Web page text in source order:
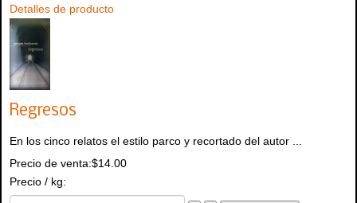
Detalles de producto
Regresos
En los cinco relatos el estilo parco y recortado del autor ...
Precio de venta:$14.00
Precio / kg: